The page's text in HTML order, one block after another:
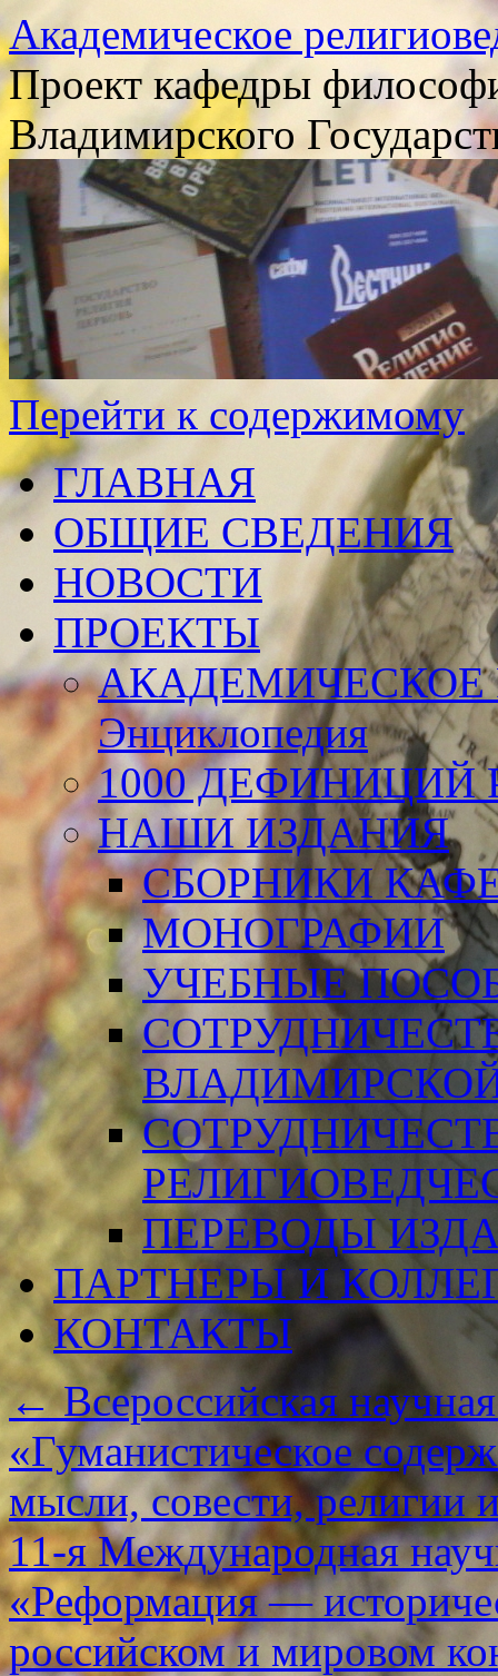
Академическое
Проект кафедры
Владимирского
Перейти к содержимому
ГЛАВНАЯ
ОБЩИЕ СВЕДЕНИЯ
НОВОСТИ
ПРОЕКТЫ
АКАДЕМИЧЕСКОЕ
Энциклопедия
1000 ДЕФИНИЦИЙ
НАШИ ИЗДАНИЯ
СБОРНИКИ
МОНОГРАФИИ
УЧЕБНЫЕ
ПЕРЕВОДЫ
ПАРТНЕРЫ И
КОНТАКТЫ
←Всероссийская
«Гуманистическое
мысли, совести, религии
11-я Международная
«Реформация —
российском и мировом